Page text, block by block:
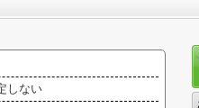
しない